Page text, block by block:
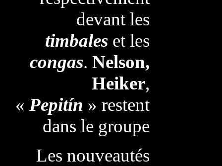
devant les
timbaleset les
congas. Nelson,
Heiker,
« Pepitín » restent
dans le groupe
Les nouveautés